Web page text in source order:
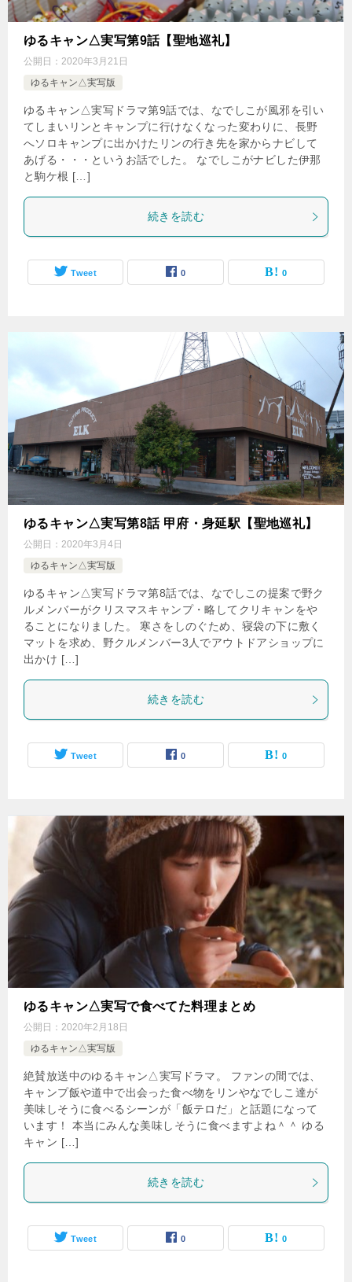
ゆるキャン△実写第9話【聖地巡礼】
公開日： 2020年3月21日
ゆるキャン△実写版
ゆるキャン△実写ドラマ第9話では、なでしこが風邪を引い
てしまいリンとキャンプに行けなくなった変わりに、長野
へソロキャンプに出かけたリンの行き先を家からナビして
あげる・・・というお話でした。 なでしこがナビした伊那
と駒ケ根 […]
続きを読む
Tweet 0 0
ゆるキャン△実写第8話 甲府・身延駅【聖地巡礼】
公開日： 2020年3月4日
ゆるキャン△実写版
ゆるキャン△実写ドラマ第8話では、なでしこの提案で野ク
ルメンバーがクリスマスキャンプ・略してクリキャンをや
ることになりました。 寒さをしのぐため、寝袋の下に敷く
マットを求め、野クルメンバー3人でアウトドアショップに
出かけ […]
続きを読む
Tweet 0 0
ゆるキャン△実写で食べてた料理まとめ
公開日： 2020年2月18日
ゆるキャン△実写版
絶賛放送中のゆるキャン△実写ドラマ。 ファンの間では、
キャンプ飯や道中で出会った食べ物をリンやなでしこ達が
美味しそうに食べるシーンが「飯テロだ」と話題になって
います！ 本当にみんな美味しそうに食べますよね＾＾ ゆる
キャン […]
続きを読む
Tweet 0 0